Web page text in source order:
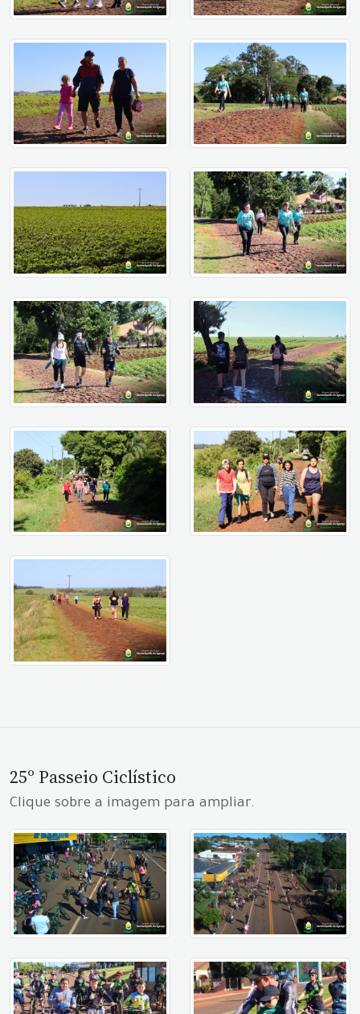
25º Passeio Ciclístico
Clique sobre a imagem para ampliar.